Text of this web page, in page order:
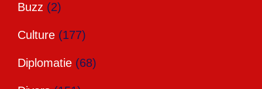
Buzz (2)
Culture (177)
Diplomatie (68)